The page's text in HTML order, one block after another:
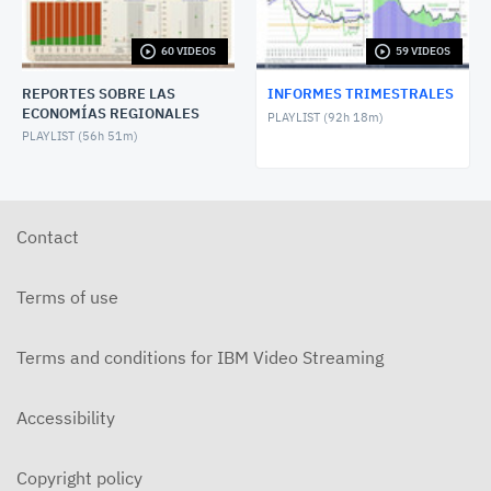
Informe Trimestral, julio-septiembre 2023
NOVEMBER 29, 2023
Informe Trimestral, abril-junio 2023
AUGUST 30, 2023
NOVEMBER 30, 2022
Informe Trimestral, enero-marzo 2022
60 VIDEOS
REPORTES SOBRE LAS
ECONOMÍAS REGIONALES
PLAYLIST (56h 51m)
59 VIDEOS
INFORMES TRIMESTRALES
PLAYLIST (92h 18m)
Contact
Terms of use
Terms and conditions for IBM Video Streaming
Accessibility
Copyright policy